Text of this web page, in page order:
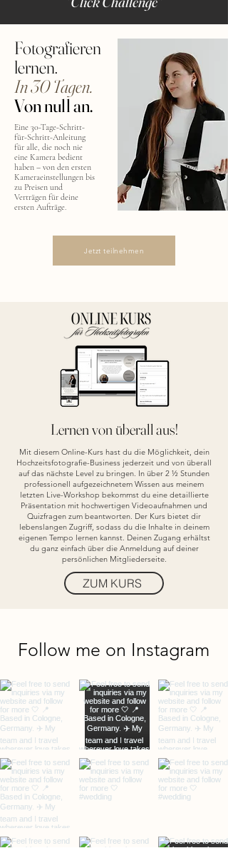
Fotografieren
lernen.
In 30 Tagen.
Von null an.
Eine 30-Tage-Schritt-
für-Schritt-Anleitung
für alle, die noch nie
eine Kamera bedient
haben – von den ersten
Kameraeinstellungen bis
zu Preisen und
Verträgen für deine
ersten Aufträge.
Jetzt teilnehmen
Lernen von überall aus!
Mit diesem Online-Kurs hast du die Möglichkeit, dein
Hochzeitsfotografie-Business jederzeit und von überall
auf das nächste Level zu bringen. In über 2 ½ Stunden
professionell aufgezeichnetem Wissen aus meinem
letzten Live-Workshop bekommst du eine detaillierte
Präsentation mit hochwertigen Videoaufnahmen und
Quizfragen zum beantworten. Der Kurs bietet dir
lebenslangen Zugriff, sodass du die Inhalte in deinem
eigenen Tempo lernen kannst. Deinen Zugang erhältst
du ganz einfach über die Anmeldung auf deiner
persönlichen Mitgliederseite.
ZUM KURS
Follow me on Instagram